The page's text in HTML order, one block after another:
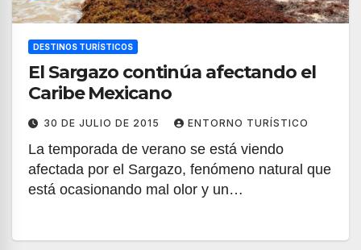
DESTINOS TURÍSTICOS
El Sargazo continúa afectando el
Caribe Mexicano
30 DE JULIO DE 2015 ENTORNO TURÍSTICO
La temporada de verano se está viendo
afectada por el Sargazo, fenómeno natural que
está ocasionando mal olor y un…